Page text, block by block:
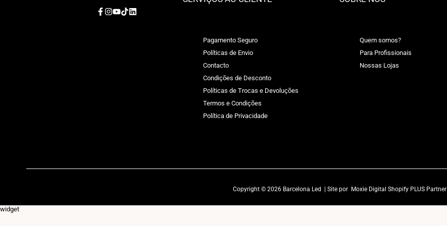
Facebook
Instagram
YouTube
TikTokLinkedIn
Pagamento Seguro
Políticas de Envio
Contacto
Condições de Desconto
Políticas de Trocas e Devoluções
Termos e Condições
Política de Privacidade
Quem somos?
Para Profissionais
Nossas Lojas
Copyright © 2026 Barcelona Led | Site por Moxie Digital Shopify PLUS Partner
widget